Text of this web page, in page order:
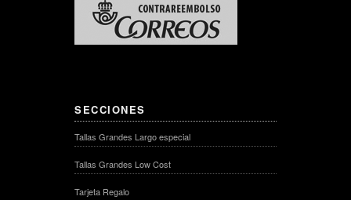
SECCIONES
Tallas Grandes Largo especial
Tallas Grandes Low Cost
Tarjeta Regalo